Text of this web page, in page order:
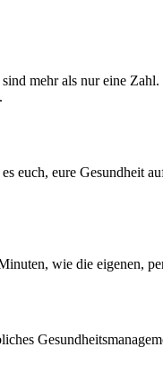
mehr als nur eine Zahl.
euch, eure Gesundheit
wie die eigenen,